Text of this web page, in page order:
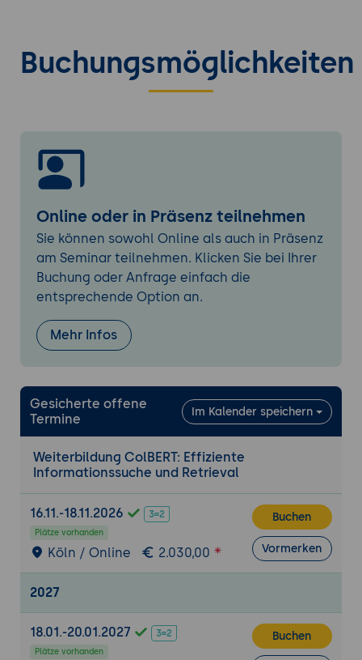
Erste Konfiguration: Einrichtung der
Entwicklungsumgebung, grundlegende
Basis-Funktionen und Benutzeroberfläche
Einführung in die ColBERT-
mögliche Integrationen.
Grundlegende Konzepte der Passage-
Retrieval: Encoder, Tokenisierung,
Inferenz.
Verwendung von ColBERT: Erstellen und
Verwalten von Retrieval-Projekten und
-anwendungen.
Einfache Retrieval-Projekte
Erstellen und Laden von Datenbanken:
Verwendung von Textkorpora,
Dokumentensätzen.
Nutzung von Encodern: Konfiguration
und Einsatz von vortrainierten
Modellen.
Anwendung von ColBERT in Python-
Skripten: Integration und Ausführung.
Praxisübung 1: Einrichtung und
Grundkonfiguration von ColBERT
Ziel der Übung: Anwendung der erlernten
Techniken zur Einrichtung und
Buchungsmöglichkeiten
Online oder in Präsenz teilnehmen
Sie können sowohl Online als auch in Präsenz
am Seminar teilnehmen. Klicken Sie bei Ihrer
Buchung oder Anfrage einfach die
entsprechende Option an.
Mehr Infos
Gesicherte offene
Termine
Im Kalender speichern
Weiterbildung ColBERT: Effiziente
Informationssuche und Retrieval
16.11.-18.11.2026
Plätze vorhanden
Köln / Online 2.030,00
Buchen
Vormerken
2027
18.01.-20.01.2027
Plätze vorhanden
Buchen